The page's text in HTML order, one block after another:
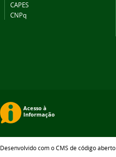
CAPES
CNPq
Desenvolvido com o CMS de código aberto